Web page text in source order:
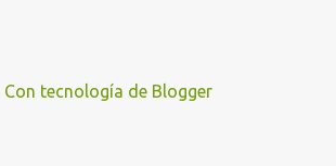
Con tecnología de Blogger